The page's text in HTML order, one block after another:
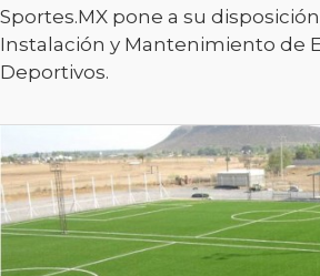
Sportes.MX pone a su
Instalación y Mantenimiento de
Deportivos.